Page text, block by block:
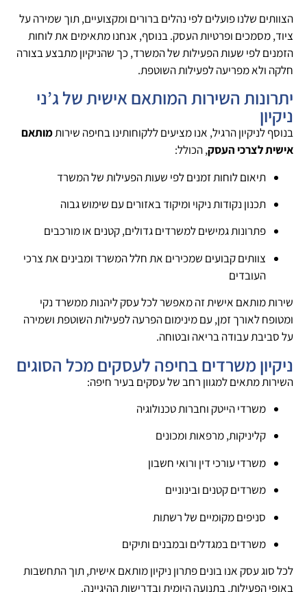
הצוותים שלנו פועלים לפי נהלים ברורים ומקצועיים, תוך שמירה על
ציוד, מסמכים ופרטיות העסק. בנוסף, אנחנו מתאימים את לוחות
הזמנים לפי שעות הפעילות של המשרד, כך שהניקיון מתבצע בצורה
חלקה ולא מפריעה לפעילות השוטפת.
יתרונות השירות המותאם אישית של ג’ני
ניקיון
בנוסף לניקיון הרגיל, אנו מציעים ללקוחותינו בחיפה שירותמותאם
אישית לצרכי העסק, הכולל:
תיאום לוחות זמנים לפי שעות הפעילות של המשרד
תכנון נקודות ניקוי ומיקוד באזורים עם שימוש גבוה
פתרונות גמישים למשרדים גדולים, קטנים או מורכבים
צוותים קבועים שמכירים את חלל המשרד ומבינים את צרכי
העובדים
שירות מותאם אישית זה מאפשר לכל עסק ליהנות ממשרד נקי
ומטופח לאורך זמן, עם מינימום הפרעה לפעילות השוטפת ושמירה
על סביבת עבודה בריאה ובטוחה.
ניקיון משרדים בחיפה לעסקים מכל הסוגים
השירות מתאים למגוון רחב של עסקים בעיר חיפה:
משרדי הייטק וחברות טכנולוגיה
קליניקות, מרפאות ומכונים
משרדי עורכי דין ורואי חשבון
משרדים קטנים ובינוניים
סניפים מקומיים של רשתות
משרדים במגדלים ובמבנים ותיקים
לכל סוג עסק אנו בונים פתרון ניקיון מותאם אישית, תוך התחשבות
באופי הפעילות, בתנועה היומית ובדרישות ההיגיינה.